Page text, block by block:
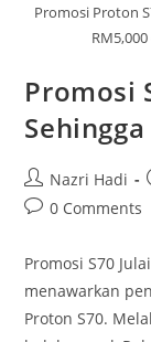
Promosi Proton
Promosi
Nazri Hadi
0 Comments
Promosi S70
menawarkan
Proton S70.